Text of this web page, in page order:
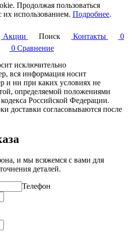
Продолжая пользоваться
их использованием. Подробнее.
Акции Поиск Контакты
0
0 Сравнение
исключительно
вся информация носит
и ни при каких условиях не
определяемой положениями
Российской Федерации.
доставки согласовываются после
и мы всяжемся с вами для
деталей.
Телефон